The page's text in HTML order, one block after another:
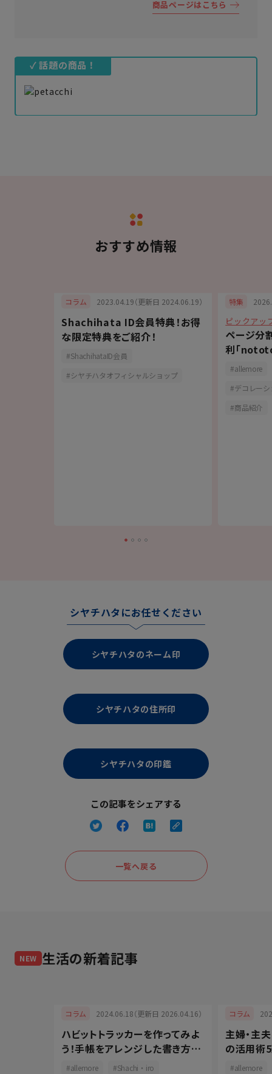
商品ページはこちら
✓ 話題の商品！
おすすめ情報
コラム 2023.04.19（更新日 2024.06.19）
Shachihata ID会員特典！お得
な限定特典をご紹介！
ShachihataID会員
シヤチハタオフィシャルショップ
特集
ピックアッ
ページ分
利「
allemore
デコレー
商品紹介
シヤチハタにお任せください
シヤチハタのネーム印
シヤチハタの住所印
シヤチハタの印鑑
この記事をシェアする
一覧へ戻る
NEW 生活の新着記事
コラム 2024.06.18（更新日 2026.04.16）
ハビットトラッカーを作ってみよ
う！手帳をアレンジした書き方と
長続きの秘訣
allemore
Shachi・iro
コラム
主婦・主
の活用術
コツをご
allemore